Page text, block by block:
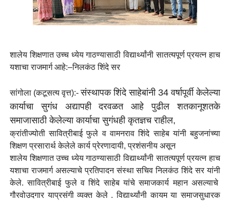
शालेय शिक्षणात उच्च ध्येय गाठण्यासाठी विद्यार्थ्यांनी सातत्यपूर्ण प्रयत्न हाच
यशाचा राजमार्ग आहे:–निलकंठ शिंदे सर
सांगोला (कटूसत्य वृत्त):-संस्थापक शिंदे साहेबांनी 34 वर्षापूर्वी केलेल्या
कार्याचा सुगंध अद्यापही दरवळत आहे पुढील शतकानूशतके
समाजासाठी केलेल्या कार्याचा सुगंधही कृतज्ञच राहील,
क्रांतीज्योती सावित्रीबाई फुले व वामनराव शिंदे साहेब यांनी बहुजनांच्या
शिक्षण प्रसारार्थ केलेले कार्य प्रेरणादायी, प्रशंसनीय असून
शालेय शिक्षणात उच्च ध्येय गाठण्यासाठी विद्यार्थ्यांनी सातत्यपूर्ण प्रयत्न हाच
यशाचा राजमार्ग असल्याचे प्रतिपादन संस्था सचिव निलकंठ शिंदे सर यांनी
केले. सावित्रीबाई फुले व शिंदे साहेब यांचे समाजकार्य महान असल्याचे
गौरवोउदगार याप्रसंगी व्यक्त केले . विद्यार्थ्यांनी कायम या समाजसुधारक